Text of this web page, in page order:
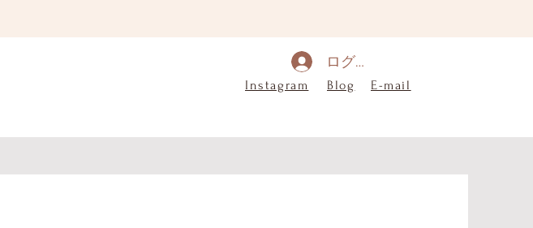
Instagram Blog E-mail
ログイン